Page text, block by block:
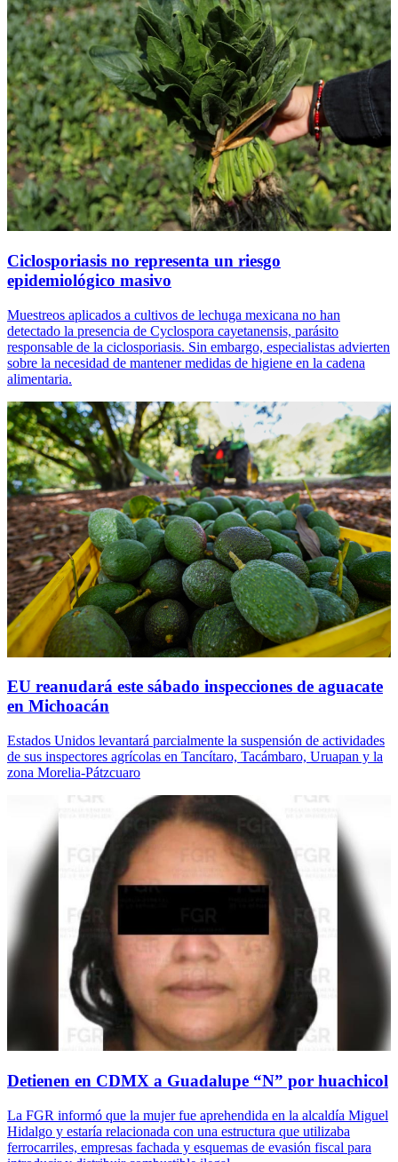
Ciclosporiasis no representa un riesgo
epidemiológico masivo
Muestreos aplicados a cultivos de lechuga mexicana no han
detectado la presencia de Cyclospora cayetanensis, parásito
responsable de la ciclosporiasis. Sin embargo, especialistas advierten
sobre la necesidad de mantener medidas de higiene en la cadena
alimentaria.
EU reanudará este sábado inspecciones de aguacate
en Michoacán
Estados Unidos levantará parcialmente la suspensión de actividades
de sus inspectores agrícolas en Tancítaro, Tacámbaro, Uruapan y la
zona Morelia-Pátzcuaro
Detienen en CDMX a Guadalupe “N” por huachicol
La FGR informó que la mujer fue aprehendida en la alcaldía Miguel
Hidalgo y estaría relacionada con una estructura que utilizaba
ferrocarriles, empresas fachada y esquemas de evasión fiscal para